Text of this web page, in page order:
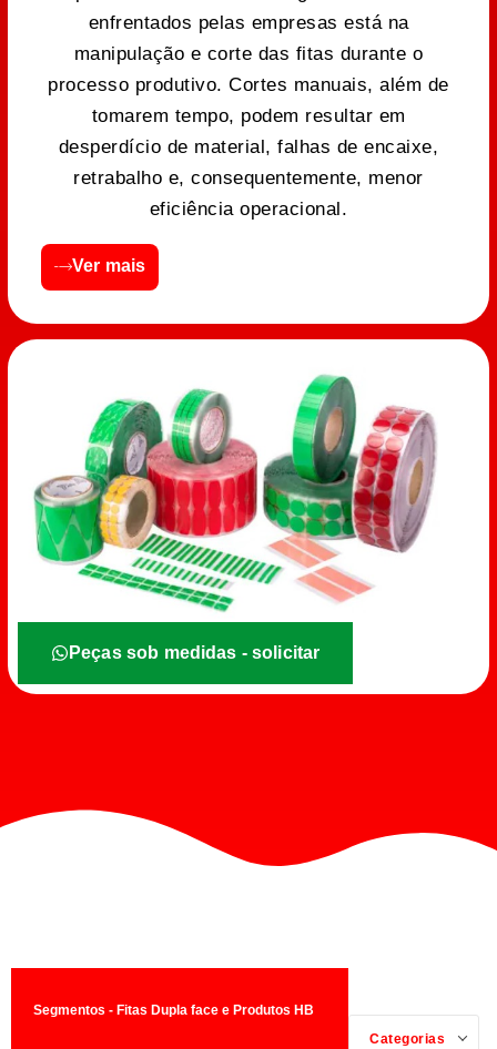
enfrentados pelas empresas está na
manipulação e corte das fitas durante o
processo produtivo. Cortes manuais, além de
tomarem tempo, podem resultar em
desperdício de material, falhas de encaixe,
retrabalho e, consequentemente, menor
eficiência operacional.
Ver mais
Peças sob medidas - solicitar
Segmentos - Fitas Dupla face e Produtos HB
Categorias